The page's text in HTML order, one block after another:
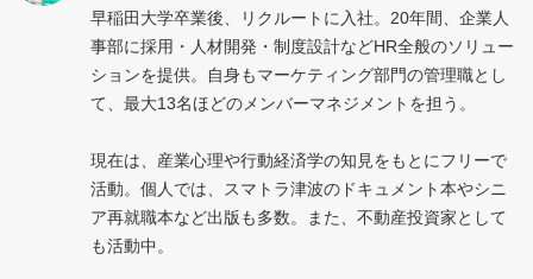
早稲田大学卒業後、リクルートに入社。20年間、企業人
事部に採用・人材開発・制度設計などHR全般のソリュー
ションを提供。自身もマーケティング部門の管理職とし
て、最大13名ほどのメンバーマネジメントを担う。
現在は、産業心理や行動経済学の知見をもとにフリーで
活動。個人では、スマトラ津波のドキュメント本やシニ
ア再就職本など出版も多数。また、不動産投資家として
も活動中。